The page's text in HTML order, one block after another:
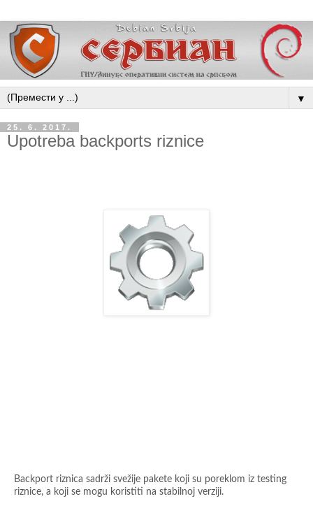
▼
25. 6. 2017.
Upotreba backports riznice
Backport riznica sadrži svežije pakete koji su poreklom iz testing
riznice, a koji se mogu koristiti na stabilnoj verziji.